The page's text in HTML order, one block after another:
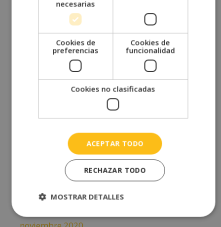
febrero 2022
diciembre 2021
noviembre 2021
octubre 2021
septiembre 2021
junio 2021
marzo 2021
febrero 2021
enero 2021
necesarias
Cookies de
preferencias
Cookies de
funcionalidad
Cookies no clasificadas
ACEPTAR TODO
RECHAZAR TODO
MOSTRAR DETALLES